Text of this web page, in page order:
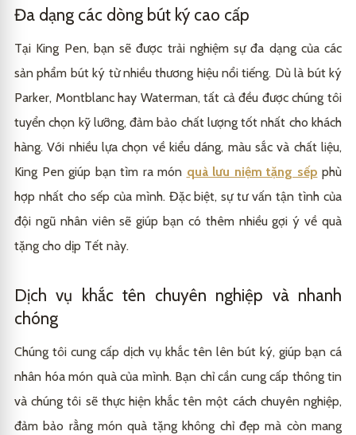
Đa dạng các dòng bút ký cao cấp
Tại King Pen, bạn sẽ được trải nghiệm sự đa dạng của các
sản phẩm bút ký từ nhiều thương hiệu nổi tiếng. Dù là bút ký
Parker, Montblanc hay Waterman, tất cả đều được chúng tôi
tuyển chọn kỹ lưỡng, đảm bảo chất lượng tốt nhất cho khách
hàng. Với nhiều lựa chọn về kiểu dáng, màu sắc và chất liệu,
King Pen giúp bạn tìm ra món quà lưu niệm tặng sếp phù
hợp nhất cho sếp của mình. Đặc biệt, sự tư vấn tận tình của
đội ngũ nhân viên sẽ giúp bạn có thêm nhiều gợi ý về quà
tặng cho dịp Tết này.
Dịch vụ khắc tên chuyên nghiệp và nhanh
chóng
Chúng tôi cung cấp dịch vụ khắc tên lên bút ký, giúp bạn cá
nhân hóa món quà của mình. Bạn chỉ cần cung cấp thông tin
và chúng tôi sẽ thực hiện khắc tên một cách chuyên nghiệp,
đảm bảo rằng món quà tặng không chỉ đẹp mà còn mang